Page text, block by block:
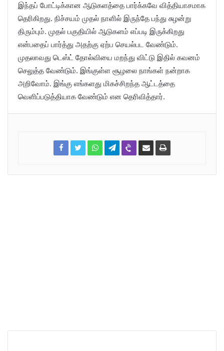
இந்தப் போட்டிக்கான ஆடுகளத்தை பார்க்கவே வித்தியாசமாக
தெரிகிறது. நிச்சயம் முதல் நாளில் இருந்தே பந்து சுழன்று
திரும்பும். முதல் பகுதியில் ஆடுகளம் எப்படி இருக்கிறது
என்பதைப் பார்த்து அதற்கு ஏற்ப செயல்பட வேண்டும்.
முதலாவது டெஸ்ட் தோல்வியை மறந்து விட்டு இதில் கவனம்
செலுத்த வேண்டும். இங்குள்ள சூழலை நாங்கள் நன்றாக
அறிவோம். இங்கு எங்களது மிகச்சிறந்த ஆட்டத்தை
வெளிப்படுத்தியாக வேண்டும் என தெரிவித்தார்.